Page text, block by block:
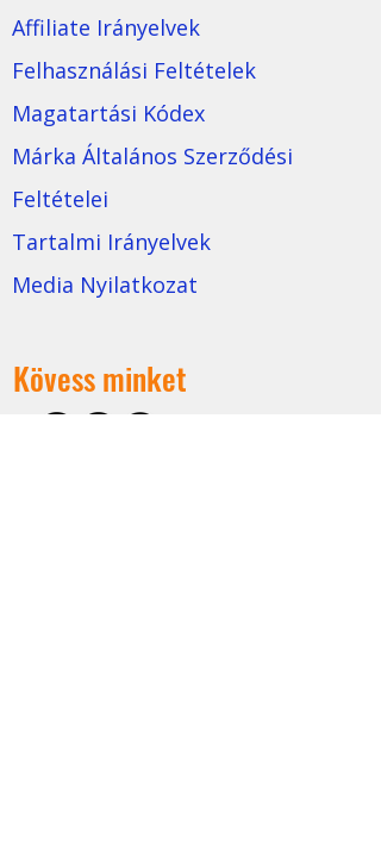
Affiliate Irányelvek
Felhasználási Feltételek
Magatartási Kódex
Márka Általános Szerződési
Feltételei
Tartalmi Irányelvek
Media Nyilatkozat
Kövess minket